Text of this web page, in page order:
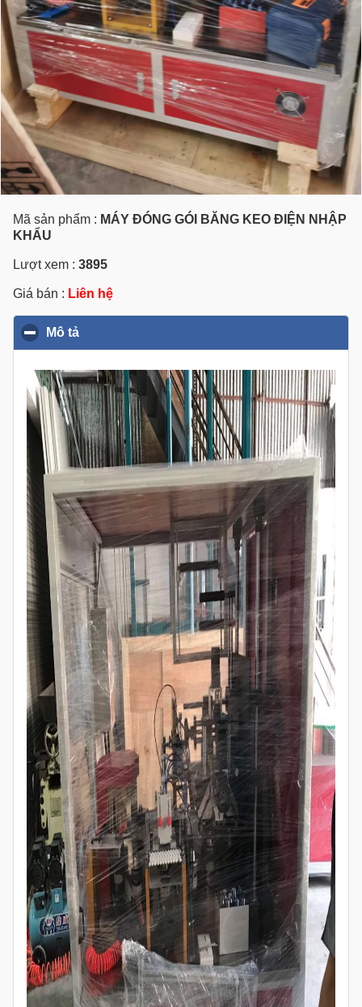
Mã sản phẩm : MÁY ĐÓNG GÓI BĂNG KEO ĐIỆN NHẬP
KHẨU
Lượt xem : 3895
Giá bán : Liên hệ
Mô tả